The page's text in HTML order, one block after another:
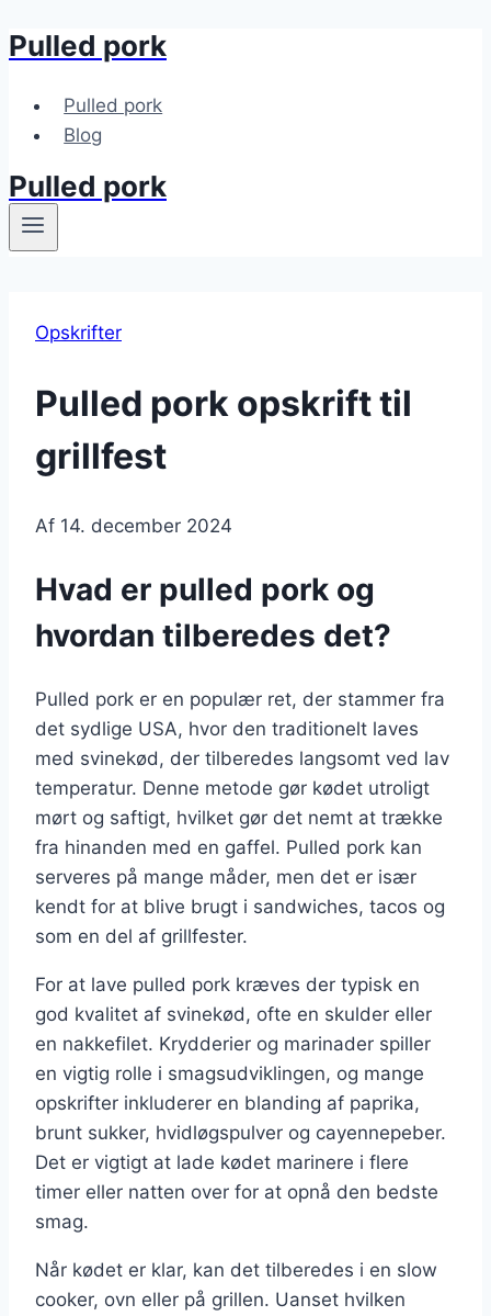
Fortsæt
indhold
Pulled pork
Pulled pork
Blog
Pulled pork
Opskrifter
Pulled pork opskrift til
grillfest
Af 14. december 2024
Hvad er pulled pork og
hvordan tilberedes det?
Pulled pork er en populær ret, der stammer fra
det sydlige USA, hvor den traditionelt laves
med svinekød, der tilberedes langsomt ved lav
temperatur. Denne metode gør kødet utroligt
mørt og saftigt, hvilket gør det nemt at trække
fra hinanden med en gaffel. Pulled pork kan
serveres på mange måder, men det er især
kendt for at blive brugt i sandwiches, tacos og
som en del af grillfester.
For at lave pulled pork kræves der typisk en
god kvalitet af svinekød, ofte en skulder eller
en nakkefilet. Krydderier og marinader spiller
en vigtig rolle i smagsudviklingen, og mange
opskrifter inkluderer en blanding af paprika,
brunt sukker, hvidløgspulver og cayennepeber.
Det er vigtigt at lade kødet marinere i flere
timer eller natten over for at opnå den bedste
smag.
Når kødet er klar, kan det tilberedes i en slow
cooker, ovn eller på grillen. Uanset hvilken